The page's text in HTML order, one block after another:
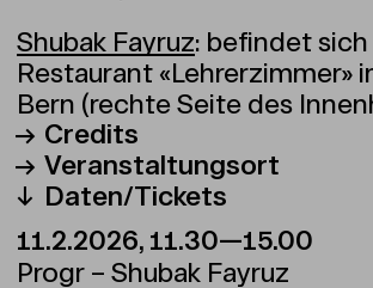
Shubak Fayruz: befindet sich
Restaurant «Lehrerzimmer»
Bern (rechte Seite des
Credits
Webseite
https://
Veranstaltungsort
Progr – Shubak Fayruz
Waisenhausplatz 30, 3011
Google Maps
Daten/Tickets
11.2.2026, 11.30—15.00
Progr – Shubak Fayruz